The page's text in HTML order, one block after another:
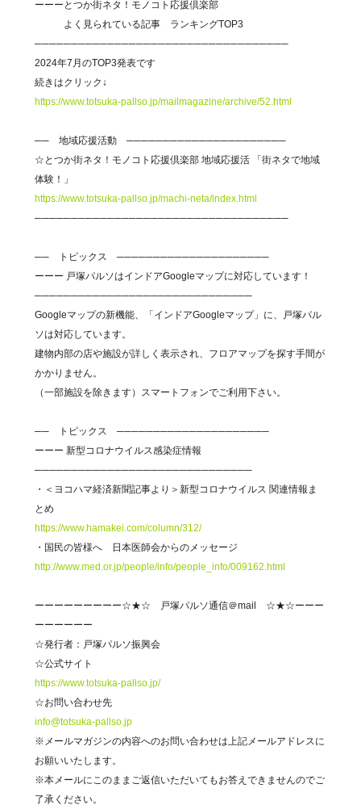
ーーーとつか街ネタ！モノコト応援倶楽部
よく見られている記事 ランキングTOP3
───────────────────────────────────
2024年7月のTOP3発表です
続きはクリック↓
https://www.totsuka-pallso.jp/mailmagazine/archive/52.html
── 地域応援活動 ──────────────────────
☆とつか街ネタ！モノコト応援倶楽部 地域応援活 「街ネタで地域
体験！」
https://www.totsuka-pallso.jp/machi-neta/index.html
───────────────────────────────────
── トピックス ─────────────────────
ーーー 戸塚パルソはインドアGoogleマップに対応しています！
──────────────────────────────
Googleマップの新機能、「インドアGoogleマップ」に、戸塚パル
ソは対応しています。
建物内部の店や施設が詳しく表示され、フロアマップを探す手間が
かかりません。
（一部施設を除きます）スマートフォンでご利用下さい。
── トピックス ─────────────────────
ーーー 新型コロナウイルス感染症情報
──────────────────────────────
・＜ヨコハマ経済新聞記事より＞新型コロナウイルス 関連情報ま
とめ
https://www.hamakei.com/column/312/
・国民の皆様へ 日本医師会からのメッセージ
http://www.med.or.jp/people/info/people_info/009162.html
ーーーーーーーーー☆★☆ 戸塚パルソ通信＠mail ☆★☆ーーー
ーーーーーー
☆発行者：戸塚パルソ振興会
☆公式サイト
https://www.totsuka-pallso.jp/
☆お問い合わせ先
info@totsuka-pallso.jp
※メールマガジンの内容へのお問い合わせは上記メールアドレスに
お願いいたします。
※本メールにこのままご返信いただいてもお答えできませんのでご
了承ください。